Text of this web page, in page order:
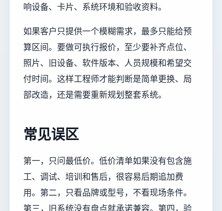
响设备、卡片、系统环境和验收资料。
如果客户只提供一个模糊需求，最多只能给预
算区间。要做可执行报价，至少要补齐点位、
照片、旧设备、软件版本、人员规模和希望交
付时间。这样工程师才能判断是简单更换、局
部改造，还是需要重新规划整套系统。
常见误区
第一，只问最低价。低价清单如果没有包含施
工、调试、培训和售后，很容易后期追加费
用。第二，只看品牌或型号，不看现场条件。
第三，旧系统没有盘点就承诺兼容。第四，验